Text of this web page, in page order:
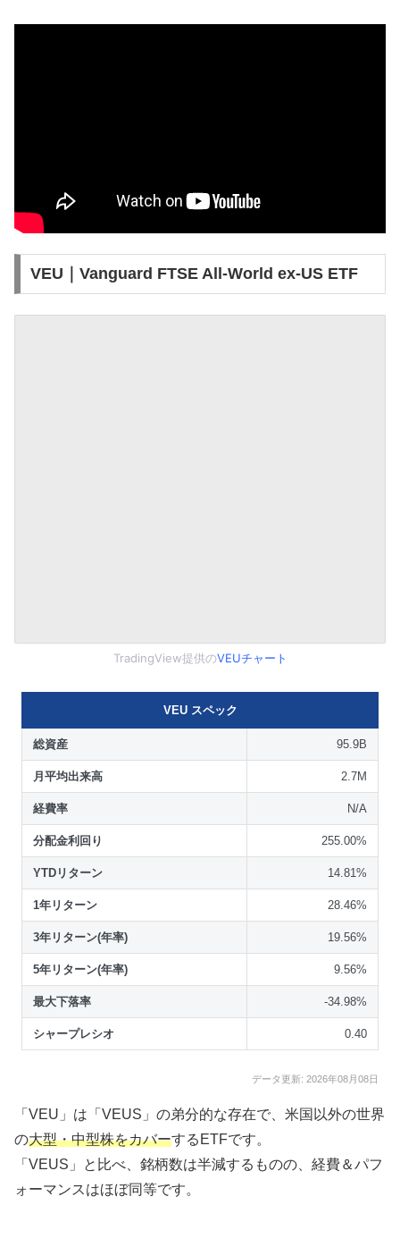
VEU｜Vanguard FTSE All-World ex-US ETF
TradingView提供のVEUチャート
VEU スペック
総資産 95.9B
月平均出来高 2.7M
経費率 N/A
分配金利回り 255.00%
YTDリターン 14.81%
1年リターン 28.46%
3年リターン(年率) 19.56%
5年リターン(年率) 9.56%
最大下落率 -34.98%
シャープレシオ 0.40
データ更新: 2026年08月08日
「VEU」は「VEUS」の弟分的な存在で、米国以外の世界
の大型・中型株をカバーするETFです。
「VEUS」と比べ、銘柄数は半減するものの、経費＆パフ
ォーマンスはほぼ同等です。